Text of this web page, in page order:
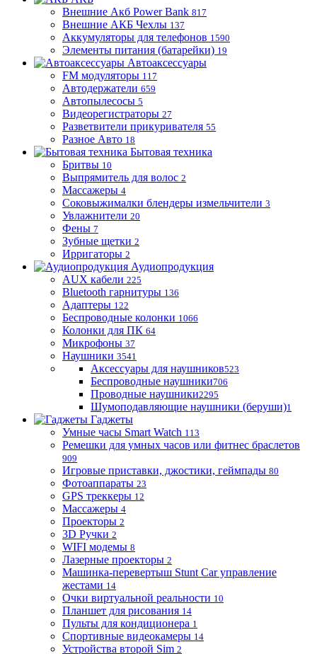
Внешние Акб Power Bank 817
Внешние АКБ Чехлы 137
Аккумуляторы для телефонов 1590
Элементы питания (батарейки) 19
Автоаксессуары
FM модуляторы 117
Автодержатели 659
Автопылесосы 5
Видеорегистраторы 27
Разветвители прикуривателя 55
Разное Авто 18
Бытовая техника
Бритвы 10
Выпрямитель для волос 2
Массажеры 4
Соковыжималки блендеры измельчители 3
Увлажнители 20
Фены 7
Зубные щетки 2
Ирригаторы 2
Аудиопродукция
AUX кабели 225
Bluetooth гарнитуры 136
Адаптеры 122
Беспроводные колонки 1066
Колонки для ПК 64
Микрофоны 37
Наушники 3541
Аксессуары для наушников523
Беспроводные наушники706
Проводные наушники2295
Шумоподавляющие наушники (беруши)1
Гаджеты
Умные часы Smart Watch 113
Ремешки для умных часов или фитнес браслетов
909
Игровые приставки, джостики, геймпады 80
Фотоаппараты 23
GPS треккеры 12
Массажеры 4
Проекторы 2
3D Ручки 2
WIFI модемы 8
Лазерные проекторы 2
Машинка-перевертыш Stunt Car управление
жестами 14
Очки виртуальной реальности 10
Планшет для рисования 14
Пульты для кондиционера 1
Спортивные видеокамеры 14
Устройства второй Sim 2